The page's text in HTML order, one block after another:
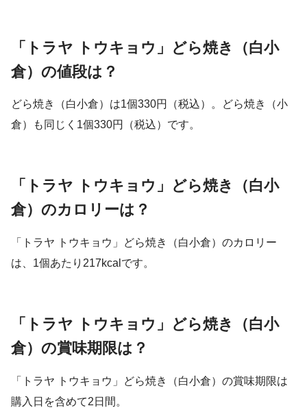
「 トラヤ トウキョウ」どら焼き（白小
倉）の値段は？
どら焼き（白小倉）は1個330円（税込）。どら焼き（小
倉）も同じく1個330円（税込）です。
「 トラヤ トウキョウ」どら焼き（白小
倉）のカロリーは？
「
トラヤ トウキョウ」どら焼き（白小倉）のカロリー
は、1個あたり217kcalです。
「 トラヤ トウキョウ」どら焼き（白小
倉）の賞味期限は？
「
トラヤ トウキョウ」どら焼き（白小倉）の賞味期限は
購入日を含めて2日間。